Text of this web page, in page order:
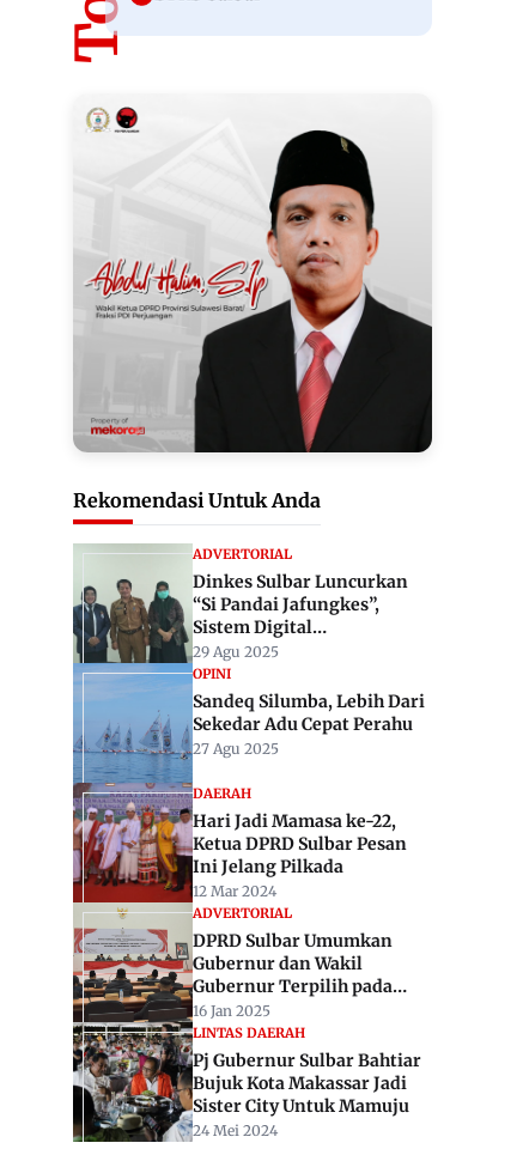
Rekomendasi Untuk Anda
ADVERTORIAL
Dinkes Sulbar Luncurkan
“Si Pandai Jafungkes”,
Sistem Digital
Pendampingan ASN
Fungsional Kesehatan
29 Agu 2025
OPINI
Sandeq Silumba, Lebih Dari
Sekedar Adu Cepat Perahu
27 Agu 2025
DAERAH
Hari Jadi Mamasa ke-22,
Ketua DPRD Sulbar Pesan
Ini Jelang Pilkada
12 Mar 2024
ADVERTORIAL
DPRD Sulbar Umumkan
Gubernur dan Wakil
Gubernur Terpilih pada
Pilkada 2024
16 Jan 2025
LINTAS DAERAH
Pj Gubernur Sulbar Bahtiar
Bujuk Kota Makassar Jadi
Sister City Untuk Mamuju
24 Mei 2024